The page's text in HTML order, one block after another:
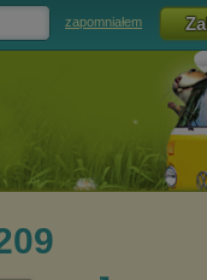
zapomniałem